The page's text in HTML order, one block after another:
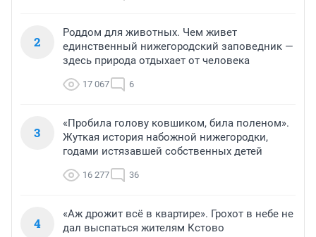
2
Роддом для животных. Чем живет
единственный нижегородский заповедник —
здесь природа отдыхает от человека
17 067 6
3
«Пробила голову ковшиком, била поленом».
Жуткая история набожной нижегородки,
годами истязавшей собственных детей
16 277 36
4
«Аж дрожит всё в квартире». Грохот в небе не
дал выспаться жителям Кстово